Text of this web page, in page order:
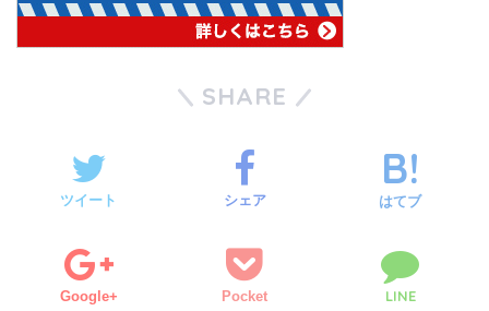
SHARE
ツイート シェア はてブ
Google+ Pocket LINE